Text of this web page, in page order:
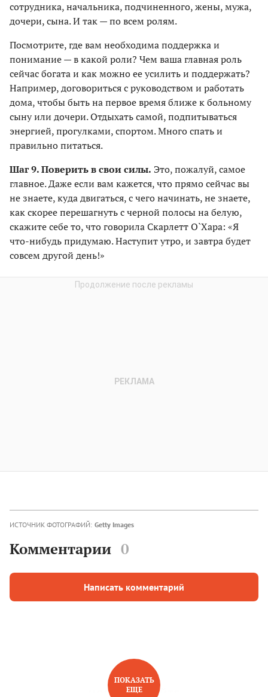
сотрудника, начальника, подчиненного, жены, мужа,
дочери, сына. И так — по всем ролям.
Посмотрите, где вам необходима поддержка и
понимание — в какой роли? Чем ваша главная роль
сейчас богата и как можно ее усилить и поддержать?
Например, договориться с руководством и работать
дома, чтобы быть на первое время ближе к больному
сыну или дочери. Отдыхать самой, подпитываться
энергией, прогулками, спортом. Много спать и
правильно питаться.
Шаг 9. Поверить в свои силы. Это, пожалуй, самое
главное. Даже если вам кажется, что прямо сейчас вы
не знаете, куда двигаться, с чего начинать, не знаете,
как скорее перешагнуть с черной полосы на белую,
скажите себе то, что говорила Cкарлетт О`Хара: «Я
что-нибудь придумаю. Наступит утро, и завтра будет
совсем другой день!»
ИСТОЧНИК ФОТОГРАФИЙ: Getty Images
Комментарии 0
Написать комментарий
ПОКАЗАТЬ
ЕЩЕ